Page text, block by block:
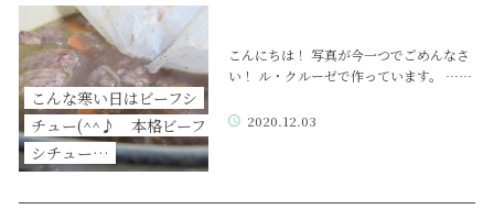
こんな寒い日はビーフシ
チュー(^^♪ 本格ビーフ
シチュー…
こんにちは！ 写真が今一つでごめんなさ
い！ ル・クルーゼで作っています。 ……
2020.12.03